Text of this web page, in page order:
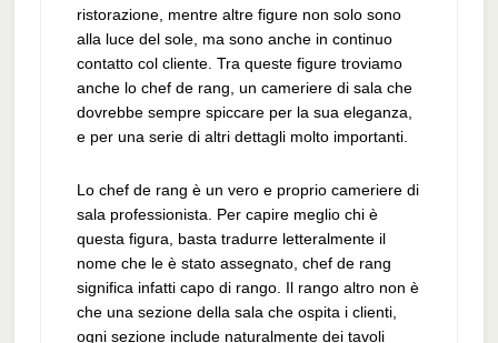
ristorazione, mentre altre figure non solo sono
alla luce del sole, ma sono anche in continuo
contatto col cliente. Tra queste figure troviamo
anche lo chef de rang, un cameriere di sala che
dovrebbe sempre spiccare per la sua eleganza,
e per una serie di altri dettagli molto importanti.
Lo chef de rang è un vero e proprio cameriere di
sala professionista. Per capire meglio chi è
questa figura, basta tradurre letteralmente il
nome che le è stato assegnato, chef de rang
significa infatti capo di rango. Il rango altro non è
che una sezione della sala che ospita i clienti,
ogni sezione include naturalmente dei tavoli